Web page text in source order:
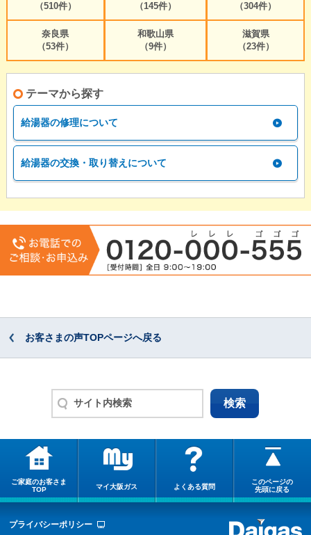
（510件）
（145件）
（304件）
奈良県
（53件）
和歌山県
（9件）
滋賀県
（23件）
テーマから探す
給湯器の修理について
給湯器の交換・取り替えについて
お客さまの声TOPページへ戻る
ご家庭のお客さま
TOP
マイ大阪ガス よくある質問
このページの
先頭に戻る
プライバシーポリシー